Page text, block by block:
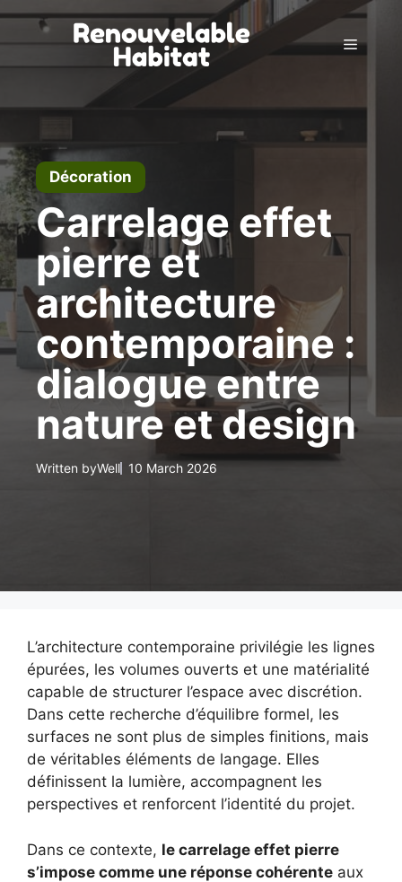
Skip
Menu
Décoration
Carrelage effet
pierre et
architecture
contemporaine :
dialogue entre
nature et design
Written byWell 10 March 2026
L’architecture contemporaine privilégie les lignes
épurées, les volumes ouverts et une matérialité
capable de structurer l’espace avec discrétion.
Dans cette recherche d’équilibre formel, les
surfaces ne sont plus de simples finitions, mais
de véritables éléments de langage. Elles
définissent la lumière, accompagnent les
perspectives et renforcent l’identité du projet.
Dans ce contexte, le carrelage effet pierre
s’impose comme une réponse cohérente aux